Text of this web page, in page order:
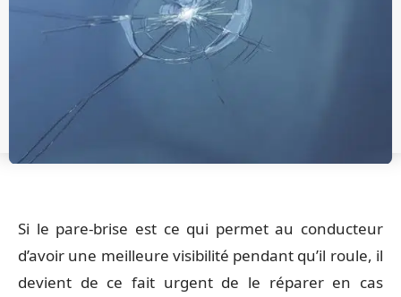
Si le pare-brise est ce qui permet au conducteur
d’avoir une meilleure visibilité pendant qu’il roule, il
devient de ce fait urgent de le réparer en cas